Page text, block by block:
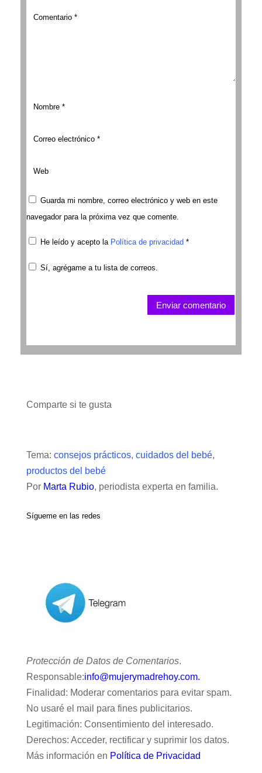
Guarda mi nombre, correo electrónico y web en este
navegador para la próxima vez que comente.
He leído y acepto la Política de privacidad *
Sí, agrégame a tu lista de correos.
Enviar comentario
Comparte si te gusta
Tema: consejos prácticos, cuidados del bebé,
productos del bebé
Por Marta Rubio, periodista experta en familia.
Sígueme en las redes
Protección de Datos de Comentarios.
Responsable:info@mujerymadrehoy.com.
Finalidad: Moderar comentarios para evitar spam.
No usaré el mail para fines publicitarios.
Legitimación: Consentimiento del interesado.
Derechos: Acceder, rectificar y suprimir los datos.
Más información en Política de Privacidad